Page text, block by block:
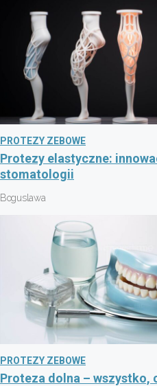
PROTEZY ZEBOWE
Protezy elastyczne:
stomatologii
Boguslawa
PROTEZY ZEBOWE
Proteza dolna – wszystko,